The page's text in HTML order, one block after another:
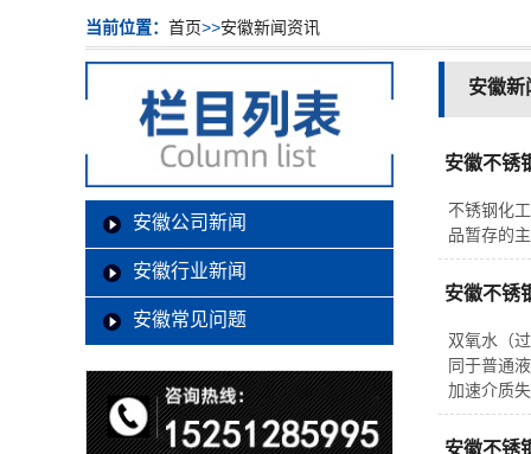
当前位置： 首页>>安徽新闻资讯
安徽公司新闻
安徽行业新闻
安徽常见问题
安徽新
安徽不锈
不锈钢化
品暂存的
安徽不锈
双氧水（
同于普通
加速介质